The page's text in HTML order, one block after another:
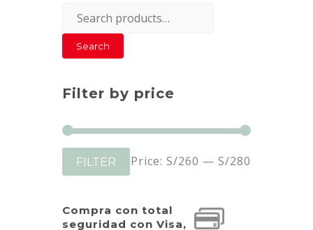
Search
for:
Search
Filter by price
FILTER Price: S/260 — S/280
Compra con total
seguridad con Visa,